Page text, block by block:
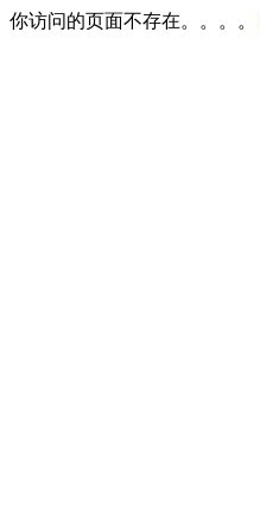
你访问的页面不存在。。。。